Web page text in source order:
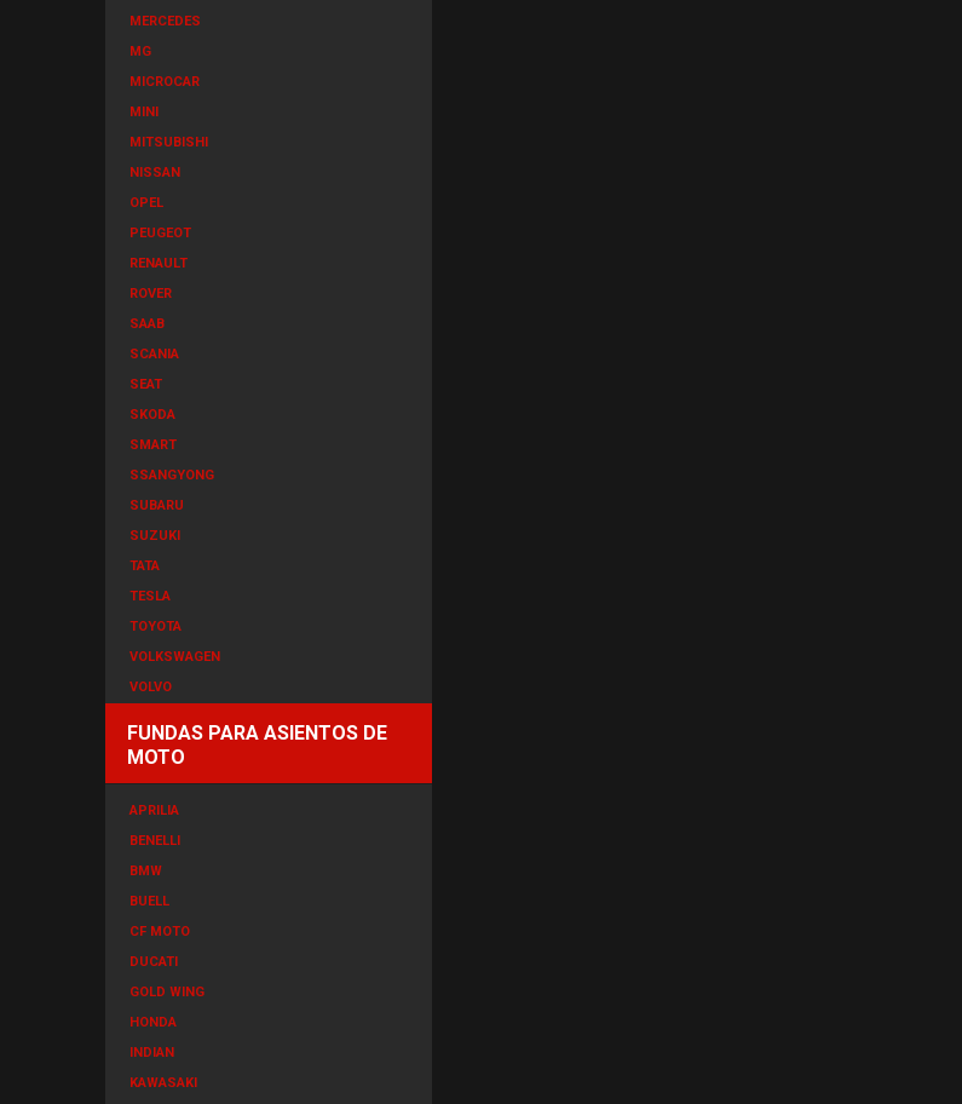
MERCEDES
MG
MICROCAR
MINI
MITSUBISHI
NISSAN
OPEL
PEUGEOT
RENAULT
ROVER
SAAB
SCANIA
SEAT
SKODA
SMART
SSANGYONG
SUBARU
SUZUKI
TATA
TESLA
TOYOTA
VOLKSWAGEN
VOLVO
FUNDAS PARA ASIENTOS DE
MOTO
APRILIA
BENELLI
BMW
BUELL
CF MOTO
DUCATI
GOLD WING
HONDA
INDIAN
KAWASAKI